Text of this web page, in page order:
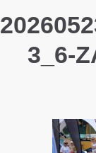
3_6-